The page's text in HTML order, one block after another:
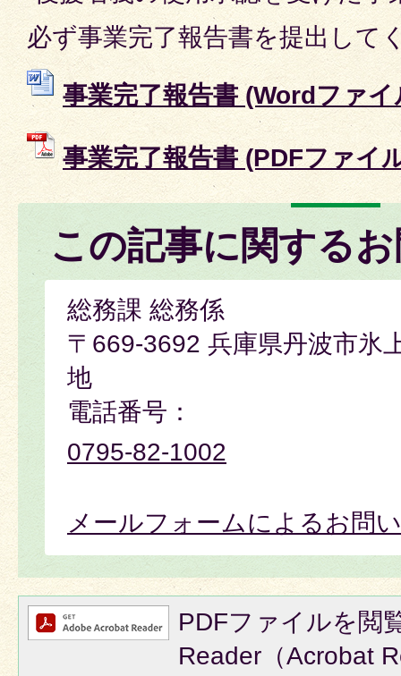
必ず事業完了報告書を提出して
事業完了報告書 (Wordファ
事業完了報告書 (PDFファイ
この記事に関する
総務課 総務係
〒669-3692 兵庫県丹波市氷
地
電話番号：
0795-82-1002
メールフォームによるお問
PDFファイルを閲
Reader（Acrobat